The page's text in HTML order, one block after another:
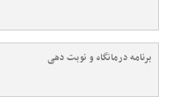
برنامه درمانگاه و نوبت دهی